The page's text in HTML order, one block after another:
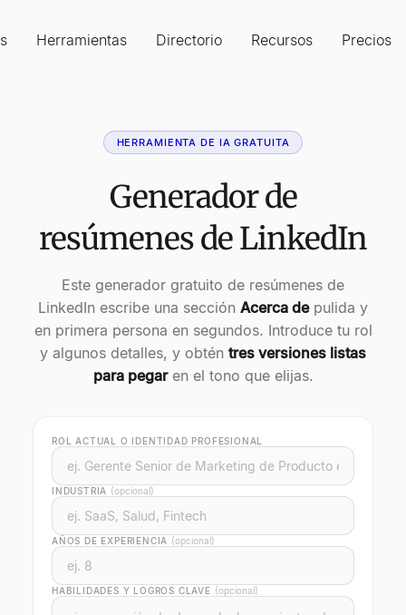
Herramientas Directorio Recursos Precios
HERRAMIENTA DE IA GRATUITA
Generador de
resúmenes de LinkedIn
Este generador gratuito de resúmenes de
LinkedIn escribe una sección Acerca depulida y
en primera persona en segundos. Introduce tu rol
y algunos detalles, y obtén tres versiones listas
para pegaren el tono que elijas.
ROL ACTUAL O IDENTIDAD PROFESIONAL
INDUSTRIA (opcional)
AÑOS DE EXPERIENCIA (opcional)
HABILIDADES Y LOGROS CLAVE (opcional)